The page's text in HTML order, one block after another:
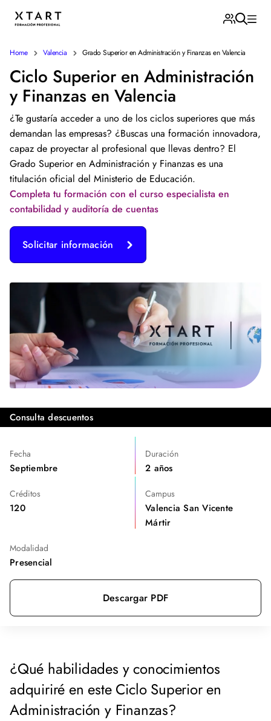
Home Valencia Grado Superior en Administración y Finanzas en Valencia
Ciclo Superior en Administración
y Finanzas en Valencia
¿Te gustaría acceder a uno de los ciclos superiores que más
demandan las empresas? ¿Buscas una formación innovadora,
capaz de proyectar al profesional que llevas dentro? El
Grado Superior en Administración y Finanzas es una
titulación oficial del Ministerio de Educación.
Completa tu formación con el curso especialista en
contabilidad y auditoría de cuentas
Solicitar información
Consulta descuentos
Fecha
Septiembre
Duración
2 años
Créditos
120
Campus
Valencia San Vicente
Mártir
Modalidad
Presencial
Descargar PDF
¿Qué habilidades y conocimientos
adquiriré en este Ciclo Superior en
Administración y Finanzas?